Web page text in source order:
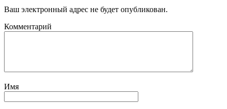
Ваш электронный адрес не будет опубликован.
Комментарий
Имя